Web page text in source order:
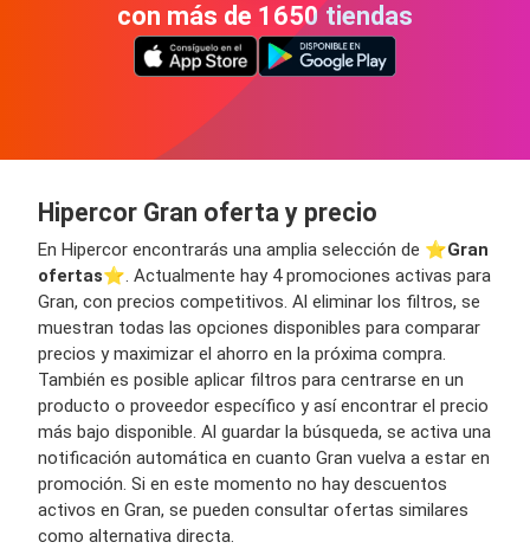
con más de 1650 tiendas
Hipercor Gran oferta y precio
En Hipercor encontrarás una amplia selección de ⭐️Gran
ofertas⭐️. Actualmente hay 4 promociones activas para
Gran, con precios competitivos. Al eliminar los filtros, se
muestran todas las opciones disponibles para comparar
precios y maximizar el ahorro en la próxima compra.
También es posible aplicar filtros para centrarse en un
producto o proveedor específico y así encontrar el precio
más bajo disponible. Al guardar la búsqueda, se activa una
notificación automática en cuanto Gran vuelva a estar en
promoción. Si en este momento no hay descuentos
activos en Gran, se pueden consultar ofertas similares
como alternativa directa.